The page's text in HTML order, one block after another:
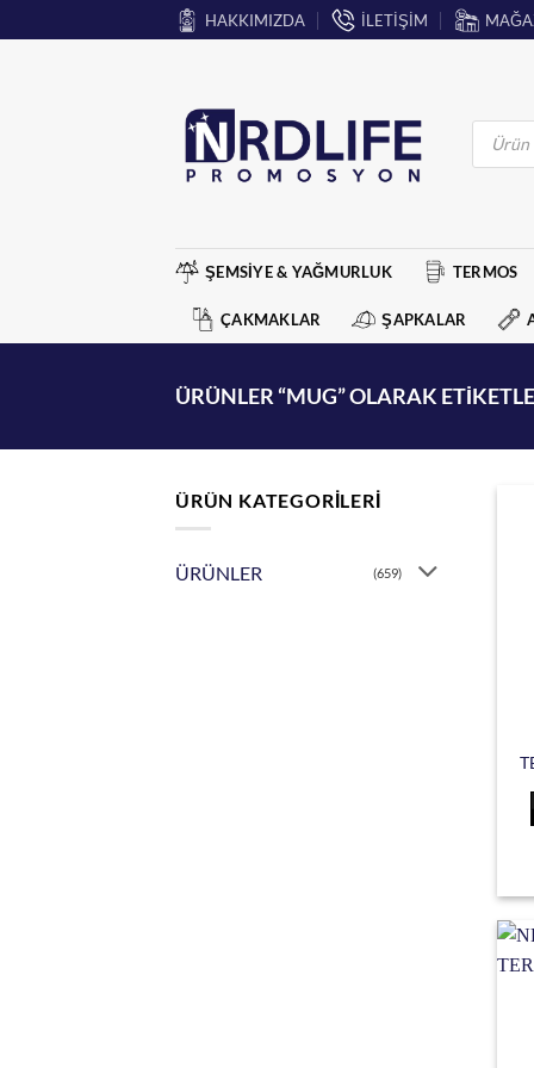
atla
HAKKIMIZDA İLETİŞİM
Products
search
ŞEMSİYE & YAĞMURLUK TERMOS
ÇAKMAKLAR ŞAPKALAR
ÜRÜNLER “MUG” OLARAK
ÜRÜN KATEGORILERI
ÜRÜNLER (659)